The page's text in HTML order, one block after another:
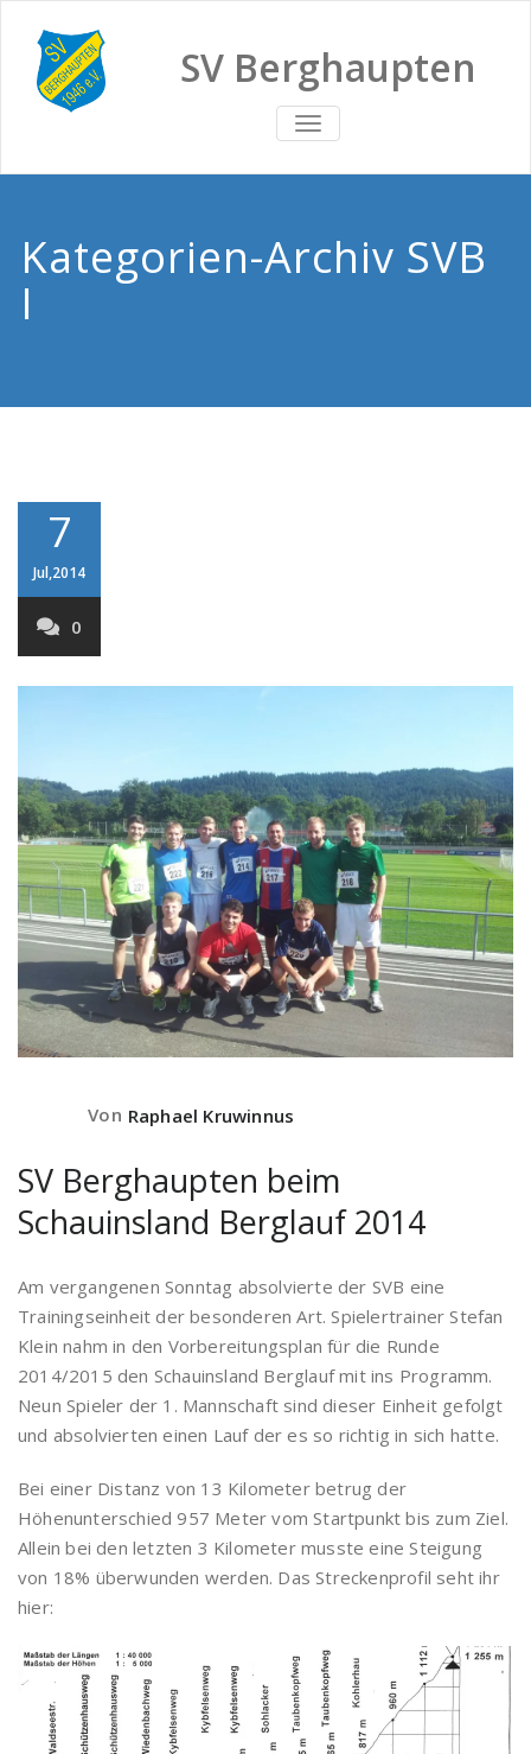
SV Berghaupten
TOGGLE
NAVIGATION
Kategorien-Archiv SVB
I
7
Jul,2014
0
Von Raphael Kruwinnus
SV Berghaupten beim
Schauinsland Berglauf 2014
Am vergangenen Sonntag absolvierte der SVB eine
Trainingseinheit der besonderen Art. Spielertrainer Stefan
Klein nahm in den Vorbereitungsplan für die Runde
2014/2015 den Schauinsland Berglauf mit ins Programm.
Neun Spieler der 1. Mannschaft sind dieser Einheit gefolgt
und absolvierten einen Lauf der es so richtig in sich hatte.
Bei einer Distanz von 13 Kilometer betrug der
Höhenunterschied 957 Meter vom Startpunkt bis zum Ziel.
Allein bei den letzten 3 Kilometer musste eine Steigung
von 18% überwunden werden. Das Streckenprofil seht ihr
hier: